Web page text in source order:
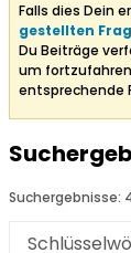
Falls dies Dein
gestellten
Du Beiträge
um
entsprechende
Suchergebnisse: